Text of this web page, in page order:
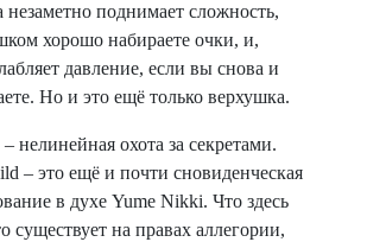
поднимает сложность,
хорошо набираете очки, и,
давление, если вы снова и
Но и это ещё только верхушка.
нелинейная охота за секретами.
– это ещё и почти сновиденческая
в духе Yume Nikki. Что здесь
существует на правах аллегории,